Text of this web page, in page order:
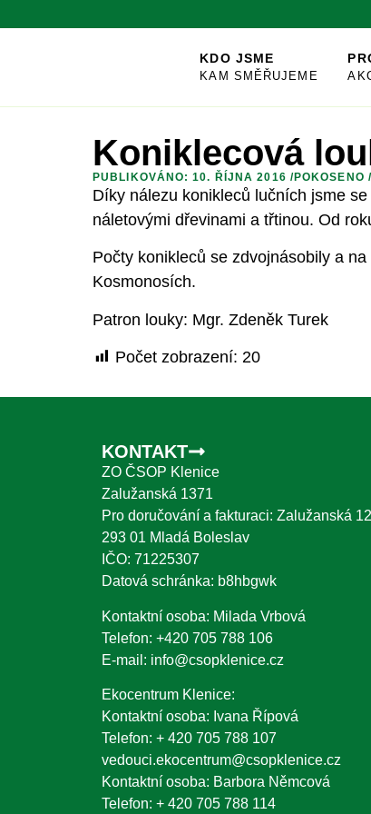
KDO JSME
KAM SMĚŘUJEME
Koniklecová
PUBLIKOVÁNO: 10. ŘÍJNA 2016 /POKOSENO /
Díky nálezu konikleců lučních jsme
náletovými dřevinami a třtinou. Od
Počty konikleců se zdvojnásobily a
Kosmonosích.
Patron louky: Mgr. Zdeněk Turek
Počet zobrazení: 20
KONTAKT
ZO ČSOP Klenice
Zalužanská 1371
Pro doručování a fakturaci: Zalužanská
293 01 Mladá Boleslav
IČO: 71225307
Datová schránka: b8hbgwk
Kontaktní osoba: Milada Vrbová
Telefon: +420 705 788 106
E-mail: info@csopklenice.cz
Ekocentrum Klenice:
Kontaktní osoba: Ivana Řípová
Telefon: + 420 705 788 107
vedouci.ekocentrum@csopklenice.cz
Kontaktní osoba: Barbora Němcová
Telefon: + 420 705 788 114